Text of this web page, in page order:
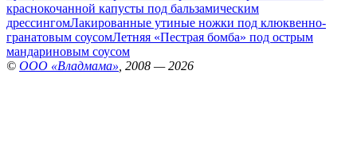
краснокочанной капусты под бальзамическим
дрессингомЛакированные утиные ножки под клюквенно-
гранатовым соусомЛетняя «Пестрая бомба» под острым
мандариновым соусом
© ООО «Владмама» , 2008 — 2026